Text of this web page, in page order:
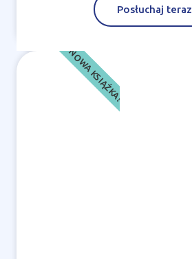
Posłuchaj teraz
NOWA KSIĄŻKA!